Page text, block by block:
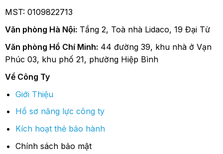
MST: 0109822713
Văn phòng Hà Nội: Tầng 2, Toà nhà Lidaco, 19 Đại Từ
Văn phòng Hồ Chí Minh: 44 đường 39, khu nhà ở Vạn
Phúc 03, khu phố 21, phường Hiệp Bình
Về Công Ty
Giới Thiệu
Hồ sơ năng lực công ty
Kích hoạt thẻ bảo hành
Chính sách bảo mật